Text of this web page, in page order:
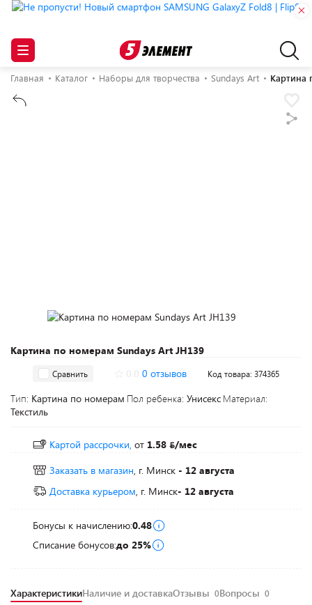
Главная Каталог Наборы для творчества Sundays Art Картина
Картина по номерам Sundays Art JH139
Сравнить 0 отзывов Код товара: 374365
Тип: Картина по номерам Пол ребенка: Унисекс Материал:
Текстиль
Картой рассрочки, от 1.58
/мес
Заказать в магазин, г. Минск - 12 августа
Доставка курьером, г. Минск- 12 августа
Бонусы к начислению:0.48
Списание бонусов:до 25%
ХарактеристикиНаличие и доставкаОтзывы 0Вопросы 0